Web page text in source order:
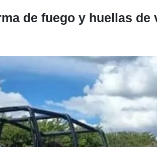
de fuego y huellas de